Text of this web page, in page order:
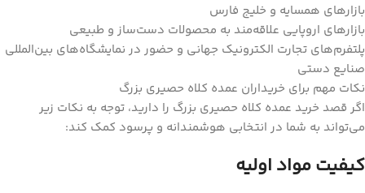
بازارهای همسایه و خلیج فارس
بازارهای اروپایی علاقه‌مند به محصولات دست‌ساز و طبیعی
پلتفرم‌های تجارت الکترونیک جهانی و حضور در نمایشگاه‌های بین‌المللی
صنایع دستی
نکات مهم برای خریداران عمده کلاه حصیری بزرگ
اگر قصد خرید عمده کلاه حصیری بزرگ را دارید، توجه به نکات زیر
می‌تواند به شما در انتخابی هوشمندانه و پرسود کمک کند:
کیفیت مواد اولیه